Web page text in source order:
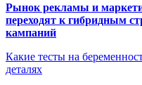
Рынок рекламы и
переходят к гибридным
кампаний
Какие тесты на
деталях